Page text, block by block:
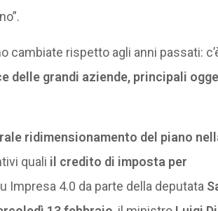
cambiate rispetto agli anni passati:
delle grandi aziende, principali
ridimensionamento del piano
quali il credito di imposta per
Impresa 4.0 da parte della deputata